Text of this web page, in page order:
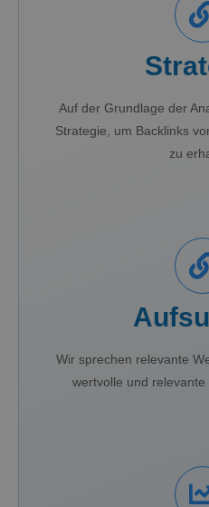
Auf der Grundlage der
Strategie, um Backlinks
zu
Wir sprechen relevante
wertvolle und relevante